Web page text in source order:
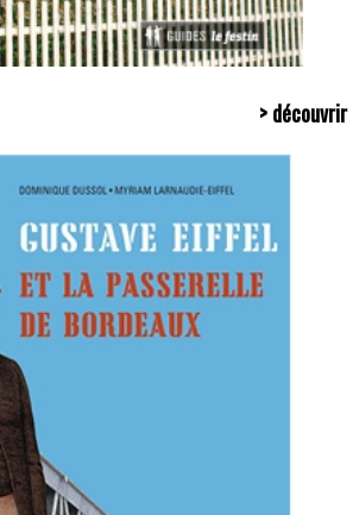
> découvrir